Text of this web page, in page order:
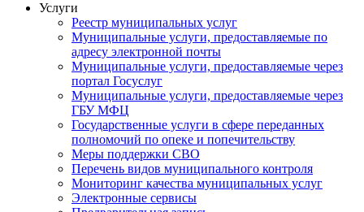
Услуги
Реестр муниципальных услуг
Муниципальные услуги, предоставляемые по
адресу электронной почты
Муниципальные услуги, предоставляемые через
портал Госуслуг
Муниципальные услуги, предоставляемые через
ГБУ МФЦ
Государственные услуги в сфере переданных
полномочий по опеке и попечительству
Меры поддержки СВО
Перечень видов муниципального контроля
Мониторинг качества муниципальных услуг
Электронные сервисы